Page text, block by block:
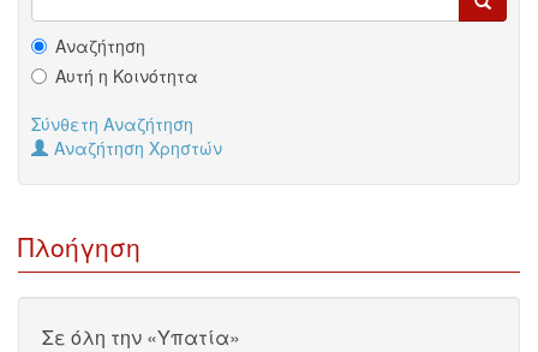
Αναζήτηση
Αυτή η Κοινότητα
Σύνθετη Αναζήτηση
Αναζήτηση Χρηστών
Πλοήγηση
Σε όλη την «Υπατία»